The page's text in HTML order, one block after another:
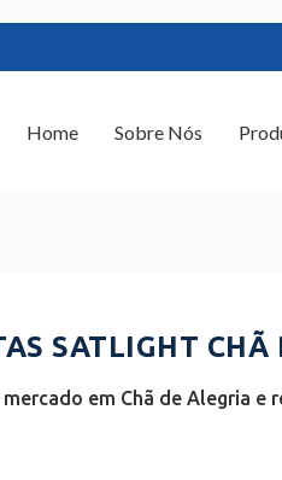
SATLIGHT CHÃ
em Chã de Alegria e